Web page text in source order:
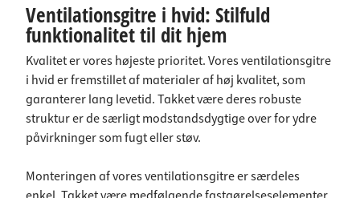
Ventilationsgitre i hvid: Stilfuld
funktionalitet til dit hjem
Kvalitet er vores højeste prioritet. Vores ventilationsgitre
i hvid er fremstillet af materialer af høj kvalitet, som
garanterer lang levetid. Takket være deres robuste
struktur er de særligt modstandsdygtige over for ydre
påvirkninger som fugt eller støv.
Monteringen af vores ventilationsgitre er særdeles